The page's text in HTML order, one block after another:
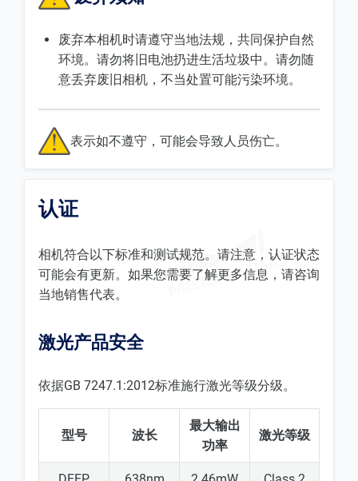
废弃本相机时请遵守当地法规，共同保护自然
环境。请勿将旧电池扔进生活垃圾中。请勿随
意丢弃废旧相机，不当处置可能污染环境。
表示如不遵守，可能会导致人员伤亡。
认证
相机符合以下标准和测试规范。请注意，认证状态
可能会有更新。如果您需要了解更多信息，请咨询
当地销售代表。
激光产品安全
依据GB 7247.1:2012标准施行激光等级分级。
型号 波长
最大输出
功率
激光等级